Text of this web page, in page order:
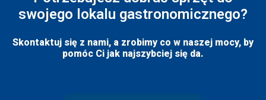
swojego lokalu gastronomicznego?
Skontaktuj się z nami, a zrobimy co w naszej mocy, by
pomóc Ci jak najszybciej się da.